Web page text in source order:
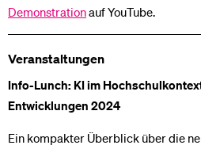
Demonstrationauf YouTube.
Veranstaltungen
Info-Lunch: KI im
Entwicklungen 2024
Ein kompakter Überblick über die